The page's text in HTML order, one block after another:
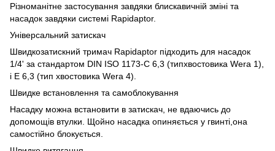
Різноманітне застосування завдяки блискавичній зміні та
насадок завдяки системі Rapidaptor.
Універсальний затискач
Швидкозатискний тримач Rapidaptor підходить для насадок
1/4' за стандартом DIN ISO 1173-C 6,3 (типхвостовика Wera 1),
і E 6,3 (тип хвостовика Wera 4).
Швидке встановлення та самоблокування
Насадку можна встановити в затискач, не вдаючись до
допомощів втулки. Щойно насадка опиняється у гвинті,она
самостійно блокується.